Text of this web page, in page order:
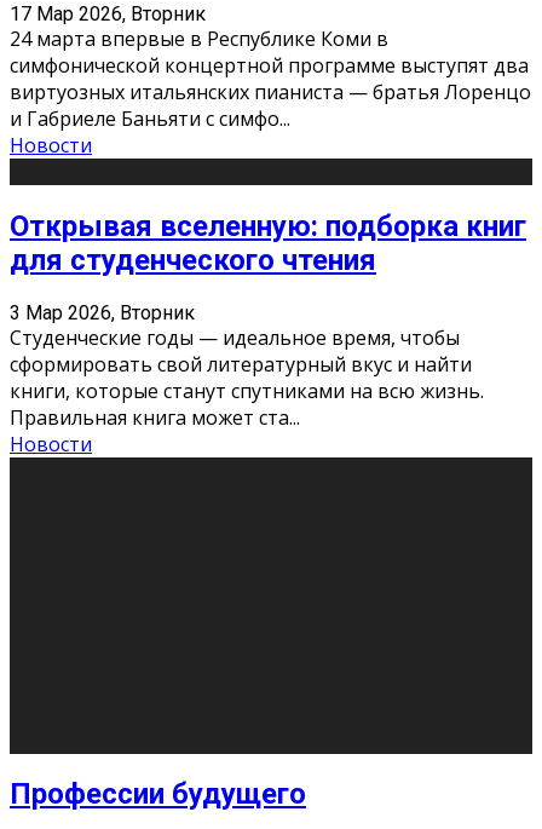
17 Мар 2026, Вторник
24 марта впервые в Республике Коми в
симфонической концертной программе выступят два
виртуозных итальянских пианиста — братья Лоренцо
и Габриеле Баньяти с симфо...
Новости
Открывая вселенную: подборка книг
для студенческого чтения
3 Мар 2026, Вторник
Студенческие годы — идеальное время, чтобы
сформировать свой литературный вкус и найти
книги, которые станут спутниками на всю жизнь.
Правильная книга может ста...
Новости
Как бороться со стрессом